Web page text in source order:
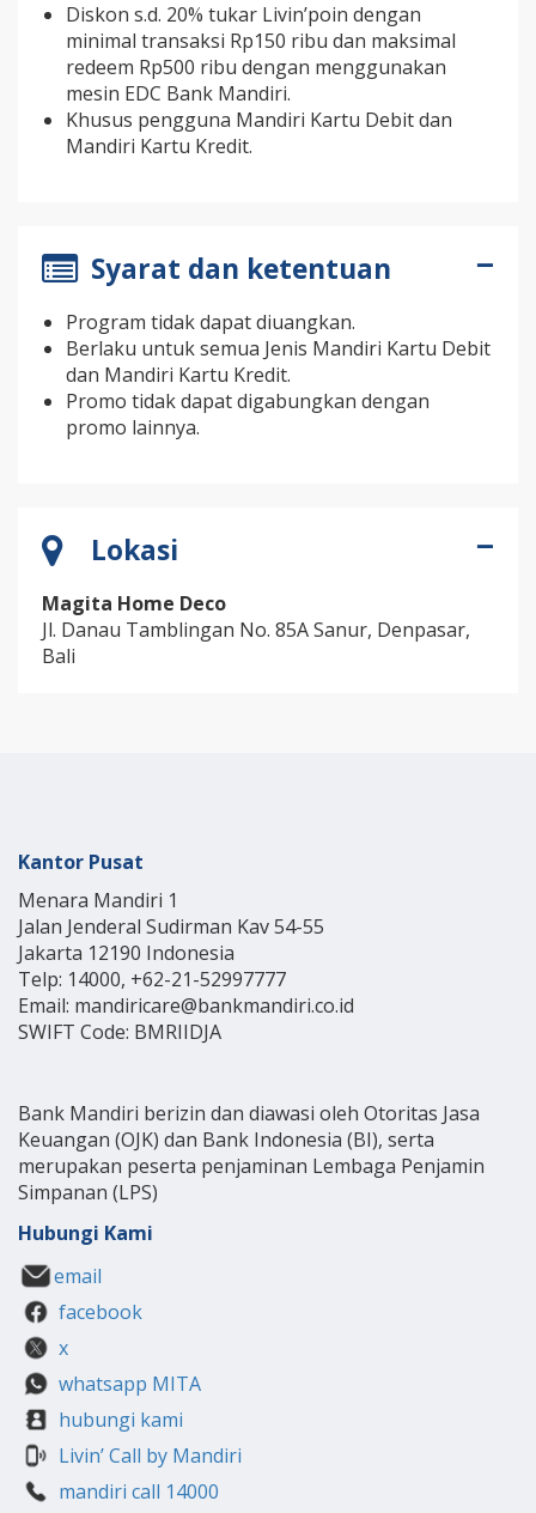
Diskon s.d. 20% tukar Livin’poin dengan
minimal transaksi Rp150 ribu dan maksimal
redeem Rp500 ribu dengan menggunakan
mesin EDC Bank Mandiri.
Khusus pengguna Mandiri Kartu Debit dan
Mandiri Kartu Kredit.
Syarat dan ketentuan
Program tidak dapat diuangkan.
Berlaku untuk semua Jenis Mandiri Kartu Debit
dan Mandiri Kartu Kredit.
Promo tidak dapat digabungkan dengan
promo lainnya.
Lokasi
Magita Home Deco
Jl. Danau Tamblingan No. 85A Sanur, Denpasar,
Bali
Kantor Pusat
Menara Mandiri 1
Jalan Jenderal Sudirman Kav 54-55
Jakarta 12190 Indonesia
Telp: 14000, +62-21-52997777
Email: mandiricare@bankmandiri.co.id
SWIFT Code: BMRIIDJA
Bank Mandiri berizin dan diawasi oleh Otoritas Jasa
Keuangan (OJK) dan Bank Indonesia (BI), serta
merupakan peserta penjaminan Lembaga Penjamin
Simpanan (LPS)
Hubungi Kami
email
facebook
x
whatsapp MITA
hubungi kami
Livin’ Call by Mandiri
mandiri call 14000